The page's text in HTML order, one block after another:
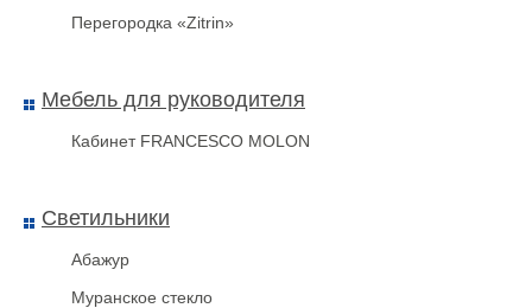
Перегородка «Zitrin»
Мебель для руководителя
Кабинет FRANCESCO MOLON
Светильники
Абажур
Муранское стекло